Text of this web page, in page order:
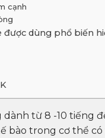
cạnh
dùng phổ biến
dành từ 8 -10 tiếng
bào trong cơ thể